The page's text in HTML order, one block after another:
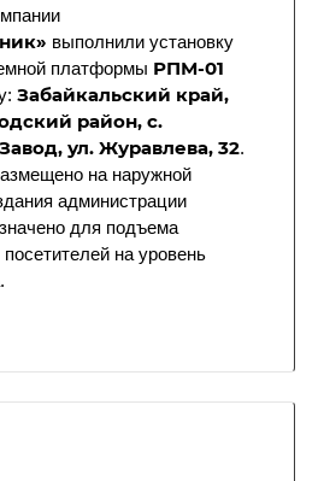
выполнили установку
платформы РПМ-01
Забайкальский край,
район, с.
ул. Журавлева, 32.
на наружной
администрации
для подъема
на уровень